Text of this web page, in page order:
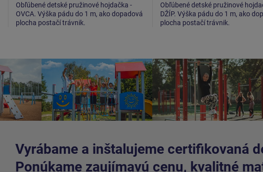
Obľúbené detské pružinové hojdačka -
OVCA. Výška pádu do 1 m, ako dopadová
plocha postačí trávnik.
Obľúbené detské pružinové
DŽÍP. Výška pádu do 1 m, ako
plocha postačí trávnik.
Vyrábame a inštalujeme certifikovaná
Ponúkame zaujímavú cenu, kvalitné